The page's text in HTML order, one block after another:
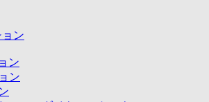
ン
ン
ン